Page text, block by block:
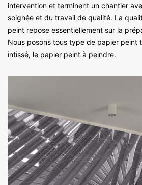
intervention et terminent un chantier
soignée et du travail de qualité. La
peint repose essentiellement sur la
Nous posons tous type de papier peint
intissé, le papier peint à peindre.